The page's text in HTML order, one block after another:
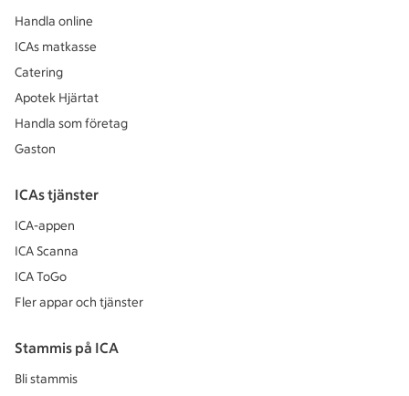
Handla online
ICAs matkasse
Catering
Apotek Hjärtat
Handla som företag
Gaston
ICAs tjänster
ICA-appen
ICA Scanna
ICA ToGo
Fler appar och tjänster
Stammis på ICA
Bli stammis